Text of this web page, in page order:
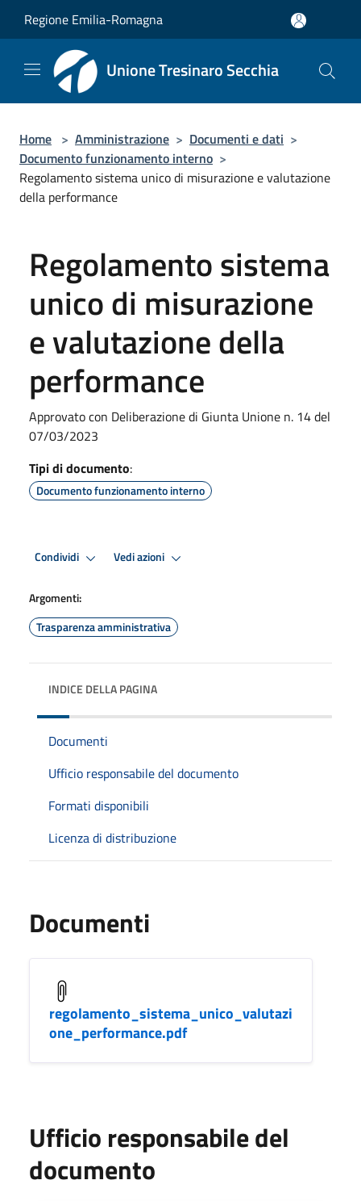
Regione Emilia-Romagna
Unione Tresinaro Secchia
Home > Amministrazione > Documenti e dati >
Documento funzionamento interno >
Regolamento sistema unico di misurazione e valutazione
della performance
Regolamento sistema
unico di misurazione
e valutazione della
performance
Approvato con Deliberazione di Giunta Unione n. 14 del
07/03/2023
Tipi di documento:
Documento funzionamento interno
Condividi Vedi azioni
Argomenti:
Trasparenza amministrativa
INDICE DELLA PAGINA
Documenti
Ufficio responsabile del documento
Formati disponibili
Licenza di distribuzione
Documenti
regolamento_sistema_unico_valutazi
one_performance.pdf
Ufficio responsabile del
documento